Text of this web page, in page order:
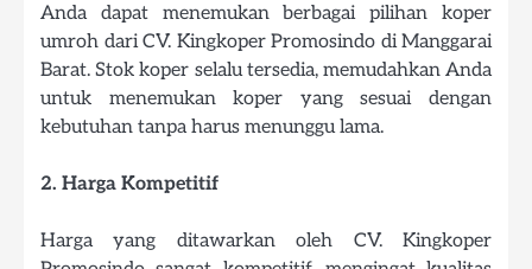
Anda dapat menemukan berbagai pilihan koper
umroh dari CV. Kingkoper Promosindo di Manggarai
Barat. Stok koper selalu tersedia, memudahkan Anda
untuk menemukan koper yang sesuai dengan
kebutuhan tanpa harus menunggu lama.
2. Harga Kompetitif
Harga yang ditawarkan oleh CV. Kingkoper